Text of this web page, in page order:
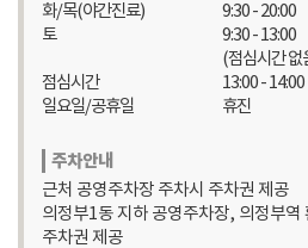
화/목(야간진료)
토
점심시간
일요일/공휴일
9:30 - 20:00
9:30 - 13:00
(점심시간 없
13:00 - 14:00
휴진
주차안내
근처 공영주차장 주차시 주차권 제공
의정부1동 지하 공영주차장, 의정부역
주차권 제공